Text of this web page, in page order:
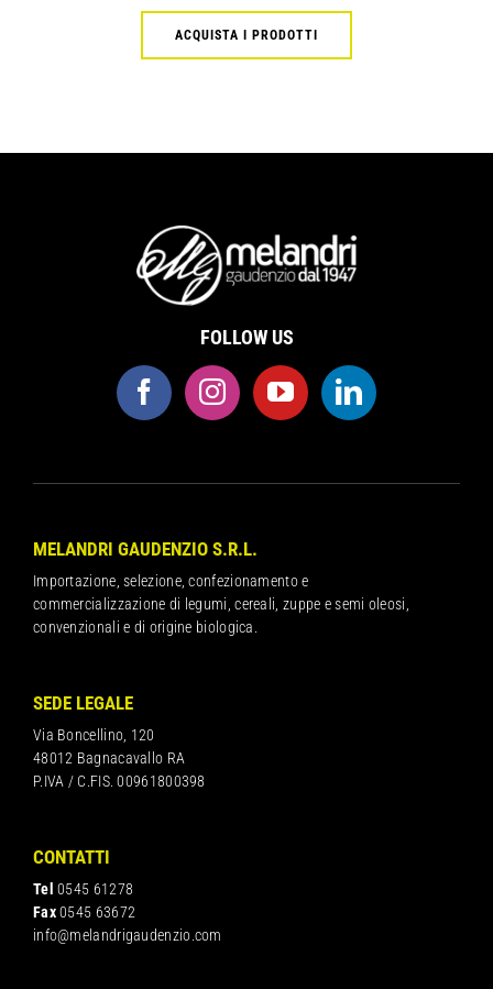
ACQUISTA I PRODOTTI
FOLLOW US
MELANDRI GAUDENZIO S.R.L.
Importazione, selezione, confezionamento e
commercializzazione di legumi, cereali, zuppe e semi oleosi,
convenzionali e di origine biologica.
SEDE LEGALE
Via Boncellino, 120
48012 Bagnacavallo RA
P.IVA / C.FIS. 00961800398
CONTATTI
Tel 0545 61278
Fax0545 63672
info@melandrigaudenzio.com